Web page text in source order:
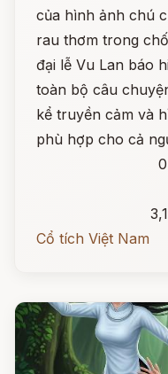
của hình ảnh chú
rau thơm trong
đại lễ Vu Lan báo
toàn bộ câu
kể truyền cảm và
phù hợp cho cả
Cổ tích Việt Nam